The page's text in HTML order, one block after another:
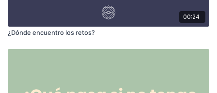
00:24
¿Dónde encuentro los retos?